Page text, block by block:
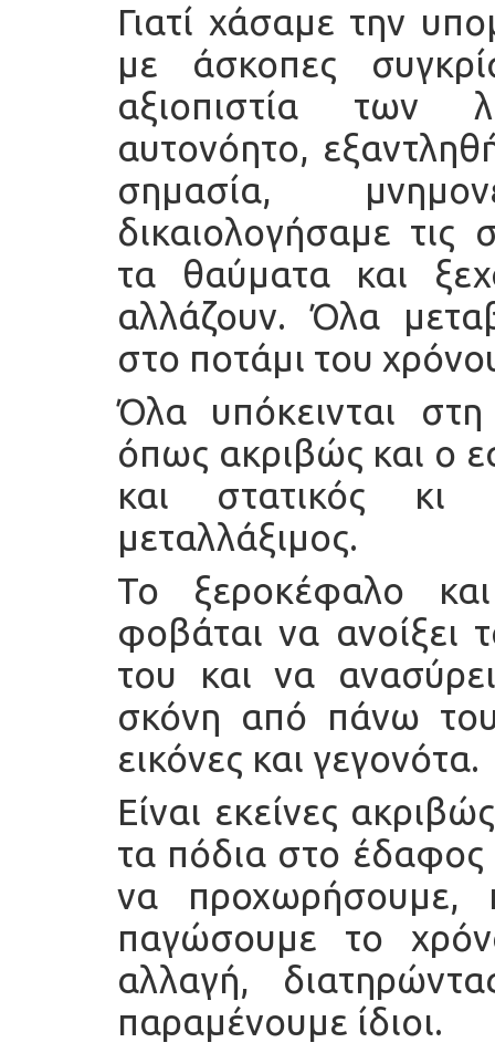
Γιατί χάσαμε την
με άσκοπες
αξιοπιστία των
αυτονόητο,
σημασία,
δικαιολογήσαμε
τα θαύματα και
αλλάζουν. Όλα
στο ποτάμι του
Όλα υπόκεινται
όπως ακριβώς και ο
και στατικός κι
μεταλλάξιμος.
Το ξεροκέφαλο
φοβάται να ανοίξει
του και να
σκόνη από πάνω
εικόνες και γεγονότα.
Είναι εκείνες
τα πόδια στο έδαφος
να προχωρήσουμε,
παγώσουμε το
αλλαγή,
παραμένουμε ίδιοι.